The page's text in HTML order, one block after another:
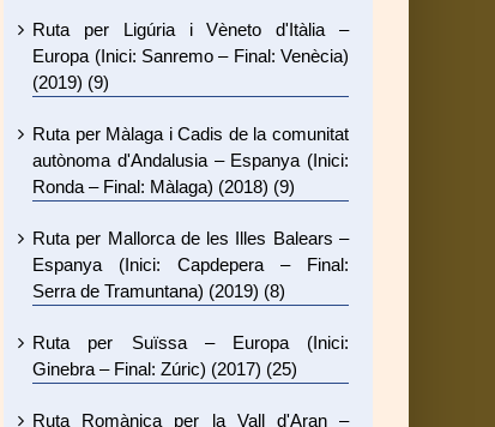
Ruta per Ligúria i Vèneto d'Itàlia –
Europa (Inici: Sanremo – Final: Venècia)
(2019) (9)
Ruta per Màlaga i Cadis de la comunitat
autònoma d'Andalusia – Espanya (Inici:
Ronda – Final: Màlaga) (2018) (9)
Ruta per Mallorca de les Illes Balears –
Espanya (Inici: Capdepera – Final:
Serra de Tramuntana) (2019) (8)
Ruta per Suïssa – Europa (Inici:
Ginebra – Final: Zúric) (2017) (25)
Ruta Romànica per la Vall d'Aran –